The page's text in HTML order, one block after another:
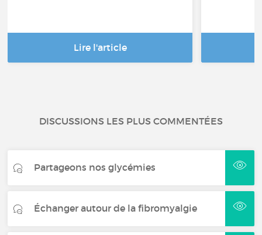
Lire l'article
DISCUSSIONS LES PLUS COMMENTÉES
Partageons nos glycémies
Échanger autour de la fibromyalgie